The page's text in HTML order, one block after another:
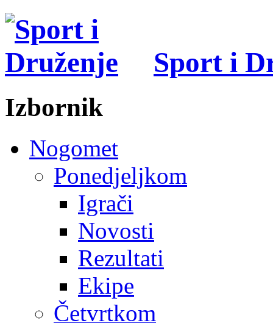
Sport i
Izbornik
Nogomet
Ponedjeljkom
Igrači
Novosti
Rezultati
Ekipe
Četvrtkom